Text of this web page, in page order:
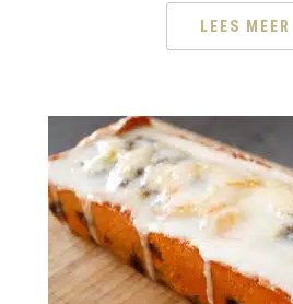
LEES MEER